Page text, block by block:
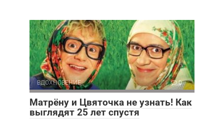
ВДОХНОВЕНИЕ 0
Матрёну и Цвяточка не узнать! Как
выглядят 25 лет спустя